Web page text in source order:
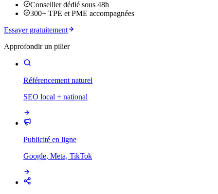
Conseiller dédié sous 48h
300+ TPE et PME accompagnées
Essayer gratuitement
Approfondir un pilier
Référencement naturel
SEO local + national
Publicité en ligne
Google, Meta, TikTok